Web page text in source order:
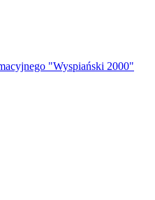
"Wyspiański 2000"